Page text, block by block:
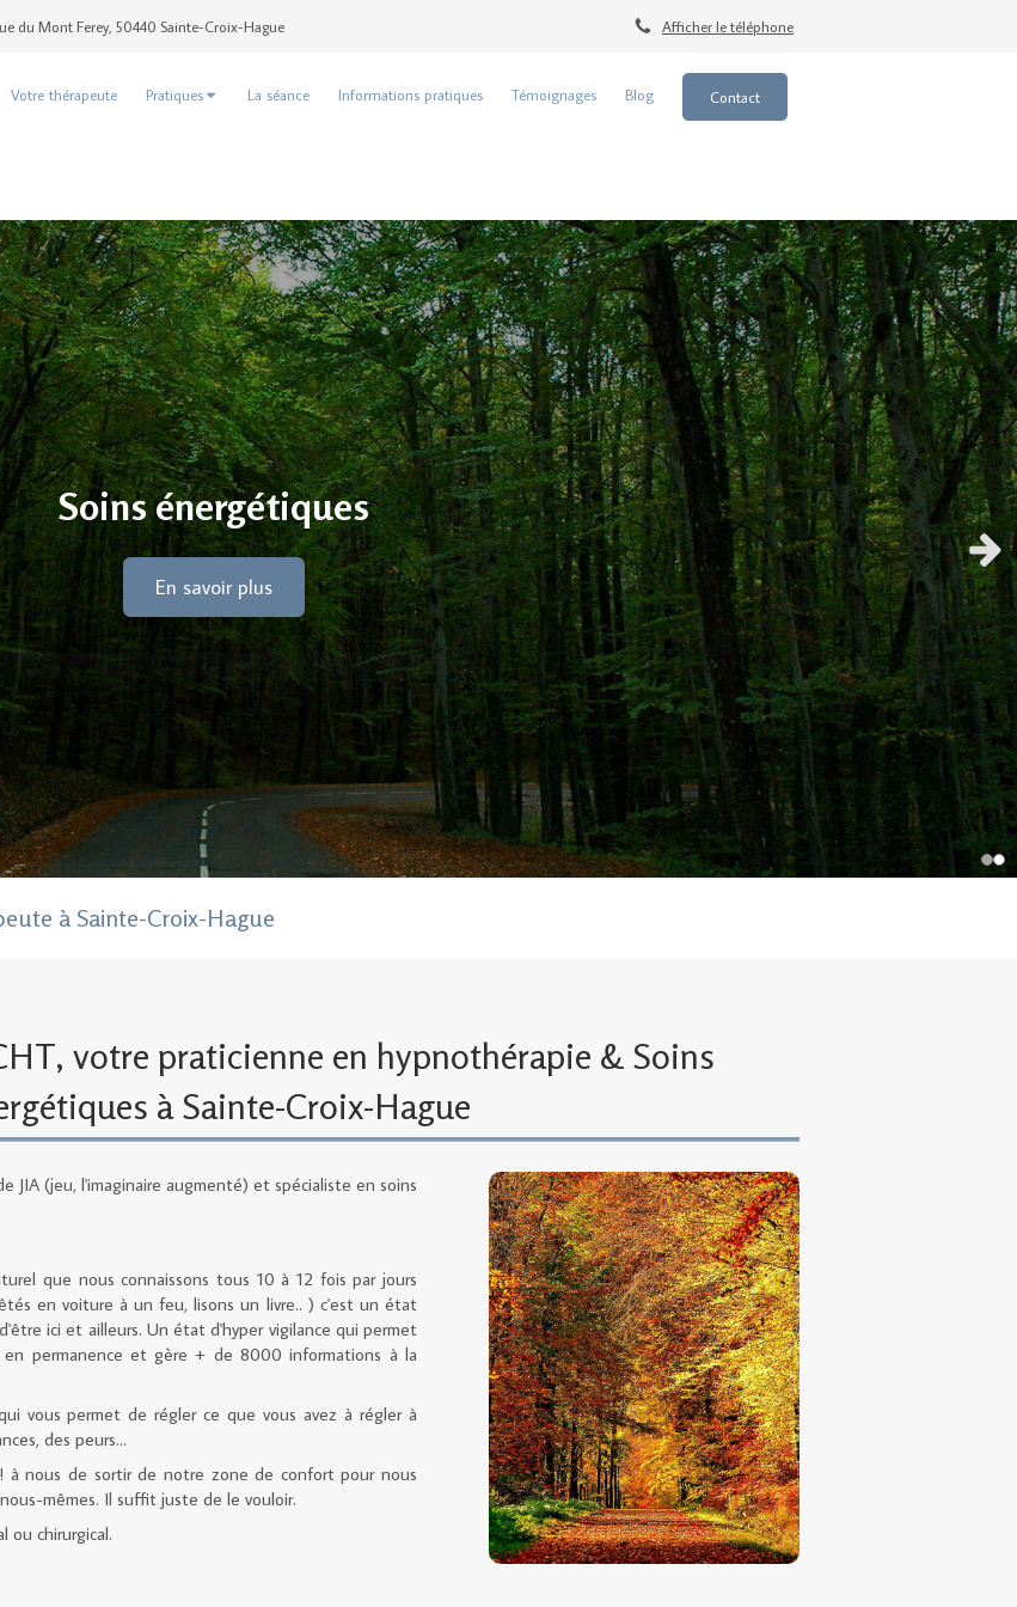
du Mont Ferey, 50440 Sainte-Croix-Hague Afficher le téléphone
Votre thérapeute Pratiques La séance Informations pratiques Témoignages Blog Contact
Soins énergétiques
En savoir plus
à Sainte-Croix-Hague
votre praticienne en hypnothérapie & Soins
à Sainte-Croix-Hague
JIA (jeu, l'imaginaire augmenté) et spécialiste en soins
que nous connaissons tous 10 à 12 fois par jours
en voiture à un feu, lisons un livre.. ) c'est un état
ici et ailleurs. Un état d'hyper vigilance qui permet
permanence et gère + de 8000 informations à la
vous permet de régler ce que vous avez à régler à
des peurs...
à nous de sortir de notre zone de confort pour nous
mêmes. Il suffit juste de le vouloir.
ou chirurgical.